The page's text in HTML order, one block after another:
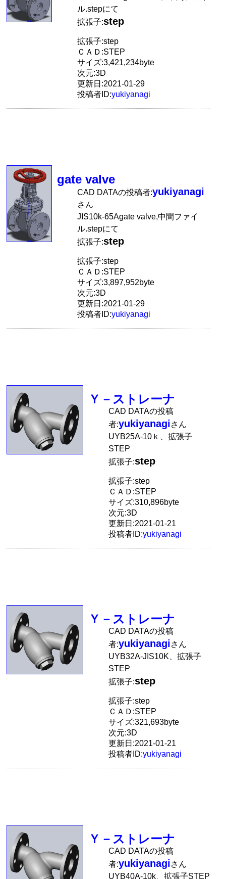
ル.stepにて
拡張子:step
拡張子:step
ＣＡＤ:STEP
サイズ:3,421,234byte
次元:3D
更新日:2021-01-29
投稿者ID:yukiyanagi
gate valve
CAD DATAの投稿者:yukiyanagi
さん
JIS10k-65Agate valve,中間ファイ
ル.stepにて
拡張子:step
拡張子:step
ＣＡＤ:STEP
サイズ:3,897,952byte
次元:3D
更新日:2021-01-29
投稿者ID:yukiyanagi
Ｙ－ストレーナ
CAD DATAの投稿
者:yukiyanagiさん
UYB25A-10ｋ、拡張子
STEP
拡張子:step
拡張子:step
ＣＡＤ:STEP
サイズ:310,896byte
次元:3D
更新日:2021-01-21
投稿者ID:yukiyanagi
Ｙ－ストレーナ
CAD DATAの投稿
者:yukiyanagiさん
UYB32A-JIS10K、拡張子
STEP
拡張子:step
拡張子:step
ＣＡＤ:STEP
サイズ:321,693byte
次元:3D
更新日:2021-01-21
投稿者ID:yukiyanagi
Ｙ－ストレーナ
CAD DATAの投稿
者:yukiyanagiさん
UYB40A-10k、拡張子STEP